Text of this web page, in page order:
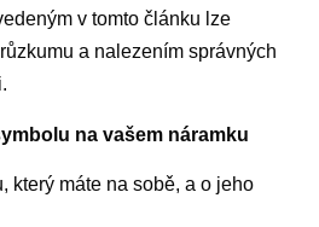
v tomto článku lze
a nalezením správných
na vašem náramku
který máte na sobě, a o jeho